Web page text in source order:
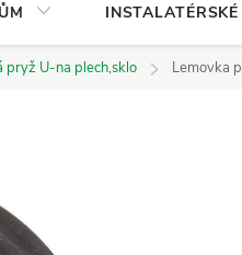
pryž U-na plech,sklo Lemovka